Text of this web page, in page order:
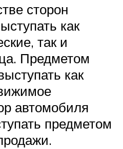
сторон
как
так и
Предметом
как
автомобиля
предметом